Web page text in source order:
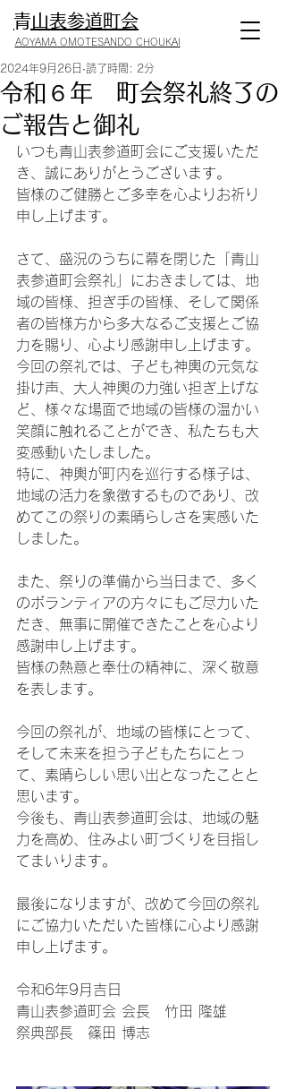
​青山表参道町会
AOYAMA OMOTESANDO CHOUKAI
令和６年 町会祭礼終了の
ご報告と御礼
2024年9月26日 読了時間: 2分
いつも青山表参道町会にご支援いただ
き、誠にありがとうございます。
皆様のご健勝とご多幸を心よりお祈り
申し上げます。
さて、盛況のうちに幕を閉じた「青山
表参道町会祭礼」におきましては、地
域の皆様、担ぎ手の皆様、そして関係
者の皆様方から多大なるご支援とご協
力を賜り、心より感謝申し上げます。
今回の祭礼では、子ども神輿の元気な
掛け声、大人神輿の力強い担ぎ上げな
ど、様々な場面で地域の皆様の温かい
笑顔に触れることができ、私たちも大
変感動いたしました。
特に、神輿が町内を巡行する様子は、
地域の活力を象徴するものであり、改
めてこの祭りの素晴らしさを実感いた
しました。
また、祭りの準備から当日まで、多く
のボランティアの方々にもご尽力いた
だき、無事に開催できたことを心より
感謝申し上げます。
皆様の熱意と奉仕の精神に、深く敬意
を表します。
今回の祭礼が、地域の皆様にとって、
そして未来を担う子どもたちにとっ
て、素晴らしい思い出となったことと
思います。
今後も、青山表参道町会は、地域の魅
力を高め、住みよい町づくりを目指し
てまいります。
最後になりますが、改めて今回の祭礼
にご協力いただいた皆様に心より感謝
申し上げます。
令和6年9月吉日
青山表参道町会 会長　竹田 隆雄
祭典部長　篠田 博志